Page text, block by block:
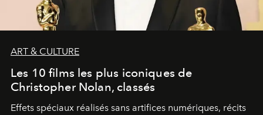
ART & CULTURE
Les 10 films les plus iconiques de
Christopher Nolan, classés
Effets spéciaux réalisés sans artifices numériques, récits